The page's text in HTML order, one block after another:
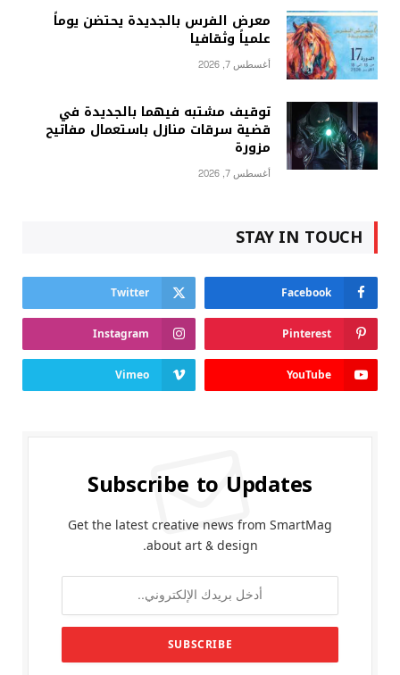
معرض الفرس بالجديدة يحتضن يوماً
علمياً وثقافيا
أغسطس 7, 2026
توقيف مشتبه فيهما بالجديدة في
قضية سرقات منازل باستعمال مفاتيح
مزورة
أغسطس 7, 2026
STAY IN TOUCH
Facebook
Twitter
Pinterest
Instagram
YouTube
Vimeo
Subscribe to Updates
Get the latest creative news from SmartMag
about art & design.